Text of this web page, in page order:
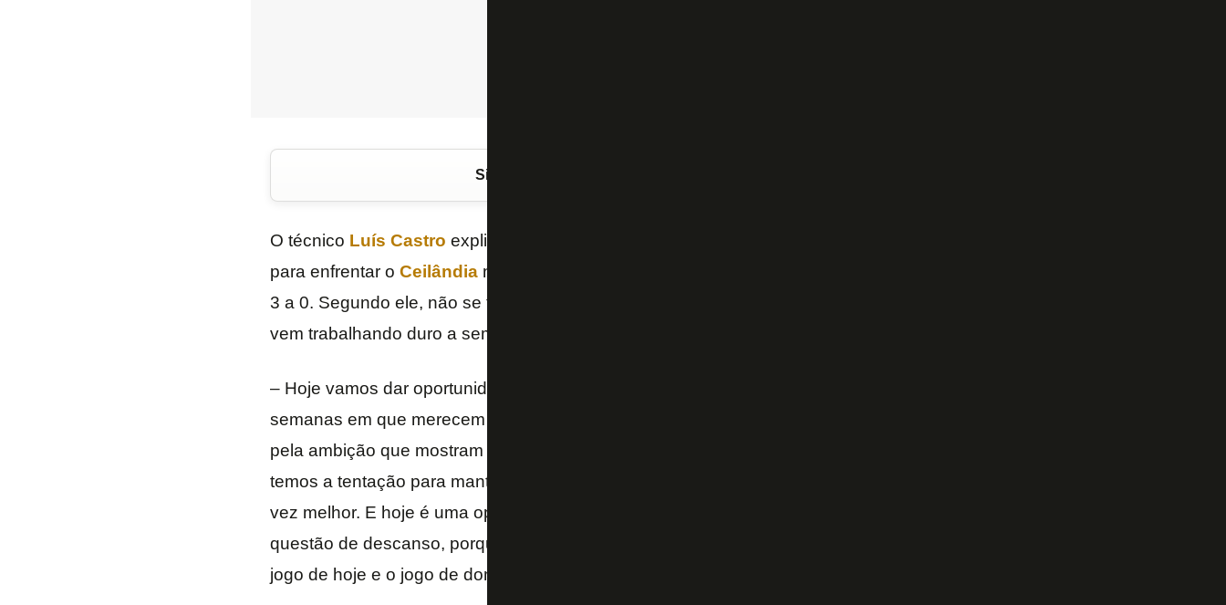
Siga o FogãoNET
O técnico Luís Castro explicou a opção por mandar um
para enfrentar o Ceilândianesta quinta-feira, depois de ter vencido o primeiro jogo por
3 a 0. Segundo ele, não se trata de descanso, mas sim de dar oportunidade a quem
vem trabalhando duro a semana e não vinha recebendo tantas chances.
– Hoje vamos dar oportunidade a alguns jogadores que não estão jogando, porque há
semanas em que merecem jogar todos, pela forma como trabalham, como se dedicam,
pela ambição que mostram durante a semana de treinos. Só que nós muitas vezes
temos a tentação para mantermos o máximo de tempo para elas coordenarem cada
vez melhor. E hoje é uma oportunidade para mais alguns jogadores. Não é uma
questão de descanso, porque os jogadores estão perfeitamente prontos para fazer o
jogo de hoje e o jogo de domingo – explicou Castro, em entrevista ao SporTV.